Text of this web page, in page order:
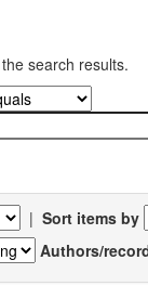
search results.
| Sort items by
Authors/